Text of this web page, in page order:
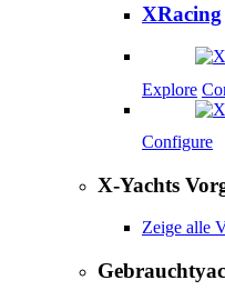
XRacing
Explore
Configure
X-Yachts
Zeige alle